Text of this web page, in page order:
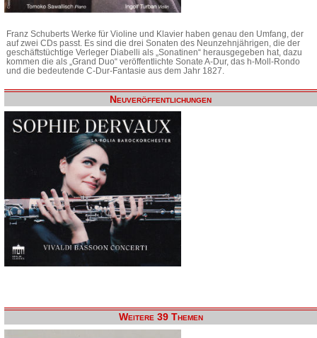
Franz Schuberts Werke für Violine und Klavier haben genau den Umfang, der
auf zwei CDs passt. Es sind die drei Sonaten des Neunzehnjährigen, die der
geschäftstüchtige Verleger Diabelli als „Sonatinen“ herausgegeben hat, dazu
kommen die als „Grand Duo“ veröffentlichte Sonate A-Dur, das h-Moll-Rondo
und die bedeutende C-Dur-Fantasie aus dem Jahr 1827.
Neuveröffentlichungen
Weitere 39 Themen